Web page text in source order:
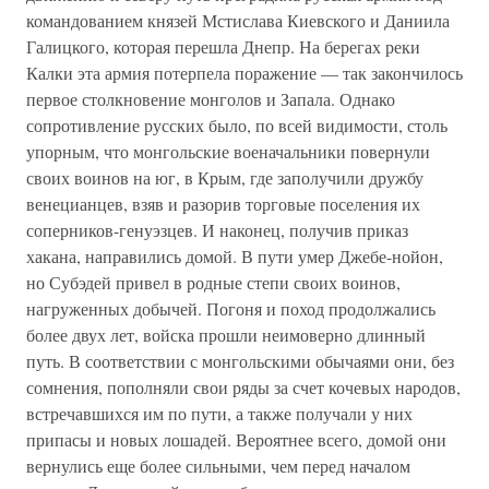
командованием князей Мстислава Киевского и Даниила
Галицкого, которая перешла Днепр. На берегах реки
Калки эта армия потерпела поражение — так закончилось
первое столкновение монголов и Запала. Однако
сопротивление русских было, по всей видимости, столь
упорным, что монгольские военачальники повернули
своих воинов на юг, в Крым, где заполучили дружбу
венецианцев, взяв и разорив торговые поселения их
соперников-генуэзцев. И наконец, получив приказ
хакана, направились домой. В пути умер Джебе-нойон,
но Субэдей привел в родные степи своих воинов,
нагруженных добычей. Погоня и поход продолжались
более двух лет, войска прошли неимоверно длинный
путь. В соответствии с монгольскими обычаями они, без
сомнения, пополняли свои ряды за счет кочевых народов,
встречавшихся им по пути, а также получали у них
припасы и новых лошадей. Вероятнее всего, домой они
вернулись еще более сильными, чем перед началом